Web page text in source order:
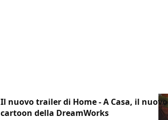
Il nuovo trailer di Home - A Casa, il nuovo
cartoon della DreamWorks